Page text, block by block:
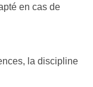
en cas de
la discipline